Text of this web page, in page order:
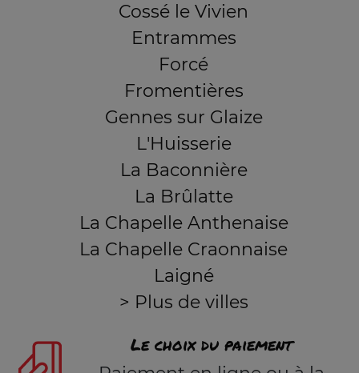
Cossé le Vivien
Entrammes
Forcé
Fromentières
Gennes sur Glaize
L'Huisserie
La Baconnière
La Brûlatte
La Chapelle Anthenaise
La Chapelle Craonnaise
Laigné
> Plus de villes
Le choix du paiement